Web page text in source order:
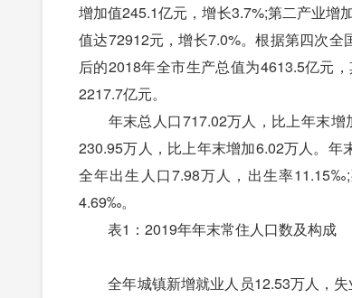
增加值245.1亿元，增长3.7%;第二产业增
值达72912元，增长7.0%。根据第四次
后的2018年全市生产总值为4613.5亿元
2217.7亿元。
年末总人口717.02万人，比上年末增
230.95万人，比上年末增加6.02万人。年
全年出生人口7.98万人，出生率
4.69‰。
表1：2019年年末常住人口数及构成
全年城镇新增就业人员12.53万人，失